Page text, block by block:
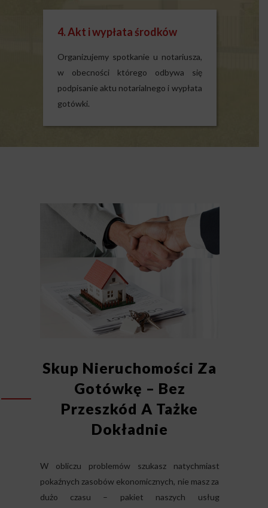
4. Akt i wypłata środków
Organizujemy spotkanie u notariusza,
w obecności którego odbywa się
podpisanie aktu notarialnego i wypłata
gotówki.
Skup Nieruchomości Za
Gotówkę – Bez
Przeszkód A Tażke
Dokładnie
W obliczu problemów szukasz natychmiast
pokaźnych zasobów ekonomicznych, nie masz za
dużo czasu – pakiet naszych usług